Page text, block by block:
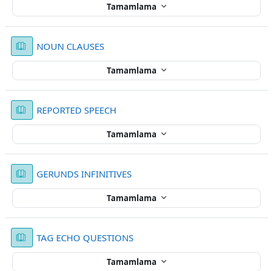
Tamamlama
NOUN CLAUSESKitap
Tamamlama
REPORTED SPEECH
Tamamlama
GERUNDS INFINITIVESKitap
Tamamlama
TAG ECHO QUESTIONSKitap
Tamamlama